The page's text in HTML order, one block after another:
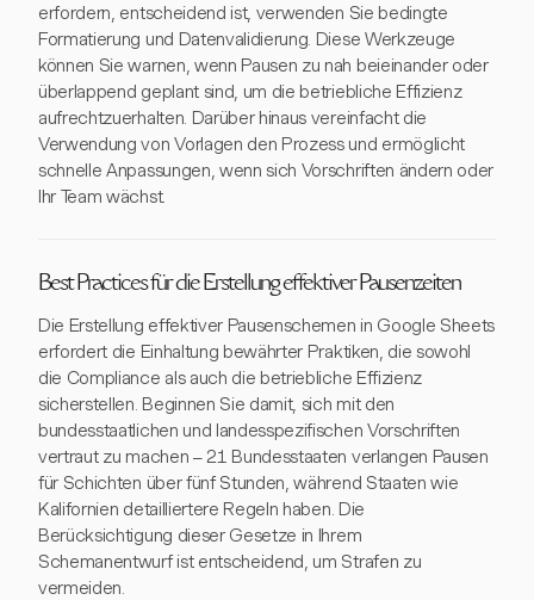
erfordern, entscheidend ist, verwenden Sie bedingte
Formatierung und Datenvalidierung. Diese Werkzeuge
können Sie warnen, wenn Pausen zu nah beieinander oder
überlappend geplant sind, um die betriebliche Effizienz
aufrechtzuerhalten. Darüber hinaus vereinfacht die
Verwendung von Vorlagen den Prozess und ermöglicht
schnelle Anpassungen, wenn sich Vorschriften ändern oder
Ihr Team wächst.
Best Practices für die Erstellung effektiver Pausenzeiten
Die Erstellung effektiver Pausenschemen in Google Sheets
erfordert die Einhaltung bewährter Praktiken, die sowohl
die Compliance als auch die betriebliche Effizienz
sicherstellen. Beginnen Sie damit, sich mit den
bundesstaatlichen und landesspezifischen Vorschriften
vertraut zu machen – 21 Bundesstaaten verlangen Pausen
für Schichten über fünf Stunden, während Staaten wie
Kalifornien detailliertere Regeln haben. Die
Berücksichtigung dieser Gesetze in Ihrem
Schemanentwurf ist entscheidend, um Strafen zu
vermeiden.